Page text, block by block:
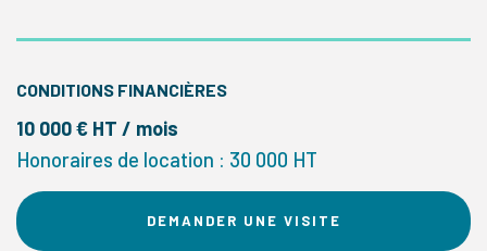
CONDITIONS FINANCIÈRES
10 000 € HT / mois
Honoraires de location : 30 000 HT
DEMANDER UNE VISITE